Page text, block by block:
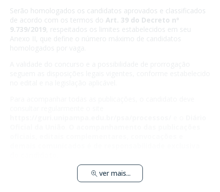
Serão homologados os candidatos aprovados e classificados
de acordo com os termos do Art. 39 do Decreto nº
9.739/2019, respeitados os limites estabelecidos em seu
Anexo II, que define o número máximo de candidatos
ver mais...